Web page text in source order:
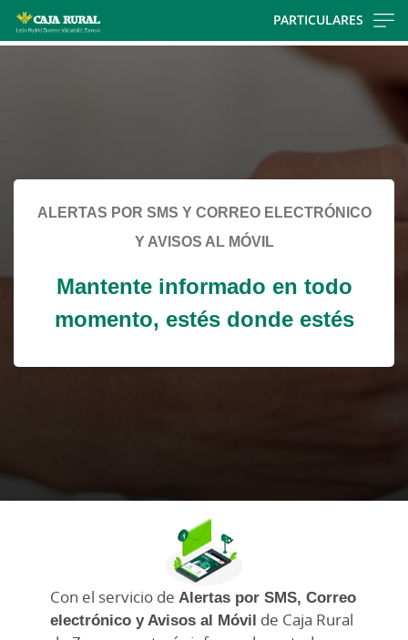
PARTICULARES
ALERTAS POR SMS Y CORREO ELECTRÓNICO
Y AVISOS AL MÓVIL
Mantente informado en todo
momento, estés donde estés
Con el servicio de Alertas por SMS, Correo
electrónico y Avisos al Móvil de Caja Rural